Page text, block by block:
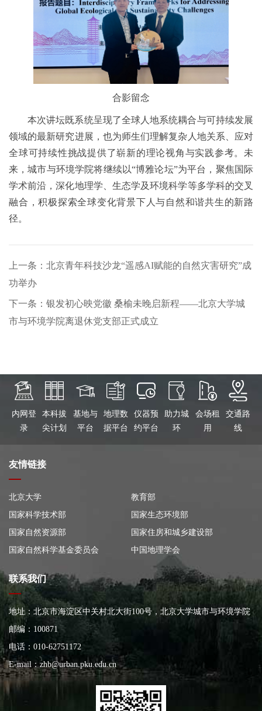
合影留念
本次讲坛既系统呈现了全球人地系统耦合与可持续发展
领域的最新研究进展，也为师生们理解复杂人地关系、应对
全球可持续性挑战提供了崭新的理论视角与实践参考。未
来，城市与环境学院将继续以“博雅论坛”为平台，聚焦国际
学术前沿，深化地理学、生态学及环境科学等多学科的交叉
融合，积极探索全球变化背景下人与自然和谐共生的新路
径。
上一条：北京青年科技沙龙“遥感AI赋能的自然灾害研究”成
功举办
下一条：银发初心映党徽 桑榆未晚启新程——北京大学城
市与环境学院离退休党支部正式成立
内网登
录
本科拔
尖计划
基地与
平台
地理数
据平台
仪器预
约平台
助力城
环
会场租
用
交通路
线
友情链接
北京大学
教育部
国家科学技术部
国家生态环境部
国家自然资源部
国家住房和城乡建设部
国家自然科学基金委员会
中国地理学会
联系我们
地址：北京市海淀区中关村北大街100号，北京大学城市与环境学院
大楼
邮编：100871
电话：010-62751172
E-mail：zhb@urban.pku.edu.cn